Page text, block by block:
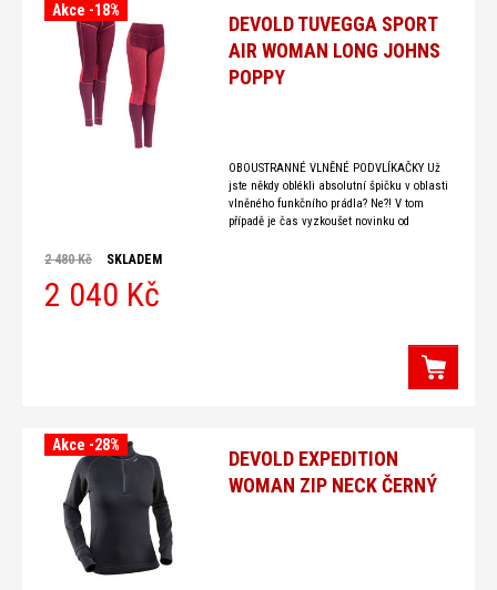
DEVOLD TUVEGGA SPORT
AIR WOMAN LONG JOHNS
POPPY
Akce -18%
OBOUSTRANNÉ VLNĚNÉ PODVLÍKAČKY Už
jste někdy oblékli absolutní špičku v oblasti
vlněného funkčního prádla? Ne?! V tom
případě je čas vyzkoušet novinku od
2 480 Kč SKLADEM
2 040 Kč
DEVOLD EXPEDITION
WOMAN ZIP NECK ČERNÝ
Akce -28%